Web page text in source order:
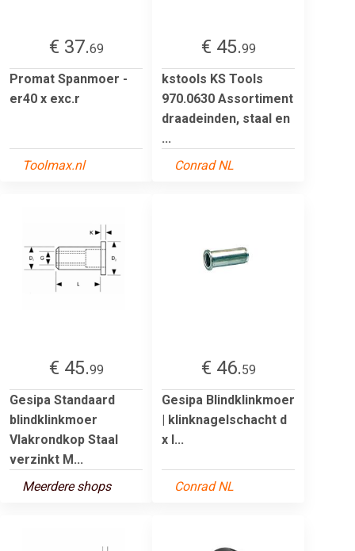
€ 37.69
Promat Spanmoer -
er40 x exc.r
Toolmax.nl
€ 45.99
kstools KS Tools
970.0630 Assortiment
draadeinden, staal en
...
Conrad NL
€ 45.99
Gesipa Standaard
blindklinkmoer
Vlakrondkop Staal
verzinkt M...
Meerdere shops
€ 46.59
Gesipa Blindklinkmoer
| klinknagelschacht d
x l...
Conrad NL